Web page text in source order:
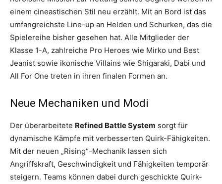
einem cineastischen Stil neu erzählt. Mit an Bord ist das
umfangreichste Line-up an Helden und Schurken, das die
Spielereihe bisher gesehen hat. Alle Mitglieder der
Klasse 1-A, zahlreiche Pro Heroes wie Mirko und Best
Jeanist sowie ikonische Villains wie Shigaraki, Dabi und
All For One treten in ihren finalen Formen an.
Neue Mechaniken und Modi
Der überarbeitete Refined Battle System sorgt für
dynamische Kämpfe mit verbesserten Quirk-Fähigkeiten.
Mit der neuen „Rising“-Mechanik lassen sich
Angriffskraft, Geschwindigkeit und Fähigkeiten temporär
steigern. Teams können dabei durch geschickte Quirk-